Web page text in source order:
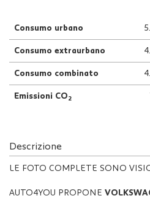
Consumo urbano
Consumo extraurbano
Consumo combinato
Emissioni CO 2
Descrizione
LE FOTO COMPLETE SONO
AUTO4YOU PROPONE
Cookie delle preferenze
Cookie per il